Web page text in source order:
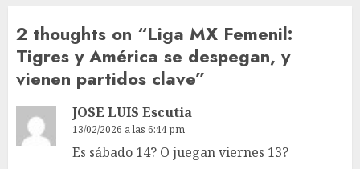
2 thoughts on “Liga MX Femenil:
Tigres y América se despegan, y
vienen partidos clave”
JOSE LUIS Escutia
13/02/2026 a las 6:44 pm
Es sábado 14? O juegan viernes 13?